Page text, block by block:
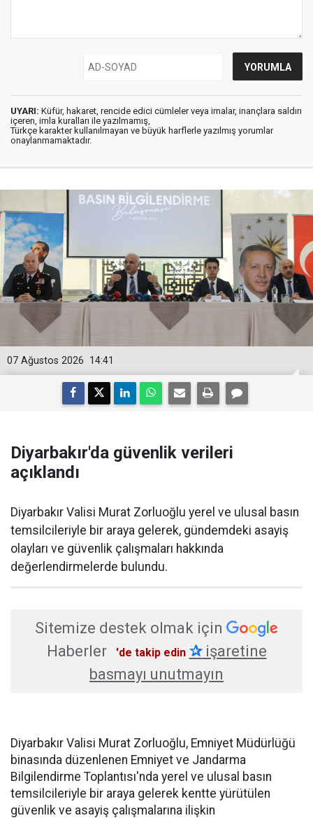
UYARI: Küfür, hakaret, rencide edici cümleler veya imalar, inançlara saldırı
içeren, imla kuralları ile yazılmamış,
Türkçe karakter kullanılmayan ve büyük harflerle yazılmış yorumlar
onaylanmamaktadır.
14:41
07 Ağustos 2026
Diyarbakır'da güvenlik verileri
açıklandı
Diyarbakır Valisi Murat Zorluoğlu yerel ve ulusal basın
temsilcileriyle bir araya gelerek, gündemdeki asayiş
olayları ve güvenlik çalışmaları hakkında
değerlendirmelerde bulundu.
Sitemize destek olmak için
Haberler
'de takip edin ✰işaretine
basmayı unutmayın
Diyarbakır Valisi Murat Zorluoğlu, Emniyet Müdürlüğü
binasında düzenlenen Emniyet ve Jandarma
Bilgilendirme Toplantısı'nda yerel ve ulusal basın
temsilcileriyle bir araya gelerek kentte yürütülen
güvenlik ve asayiş çalışmalarına ilişkin